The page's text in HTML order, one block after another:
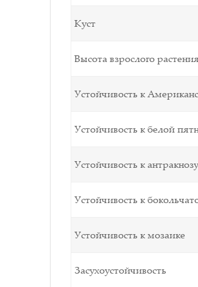
Куст
Высота взрослого растения
Устойчивость к
Устойчивость к белой
Устойчивость к антракнозу
Устойчивость к
Устойчивость к мозаике
Засухоустойчивость